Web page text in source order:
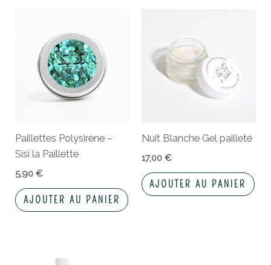
Paillettes Polysirène –
Sisi la Paillette
5,90€
AJOUTER AU PANIER
Nuit Blanche Gel pailleté
17,00 €
AJOUTER AU PANIER